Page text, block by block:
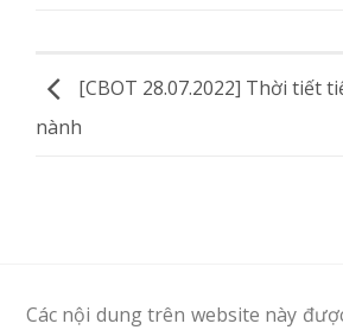
[CBOT 28.07.2022] Thời tiết
nành
Các nội dung trên website này